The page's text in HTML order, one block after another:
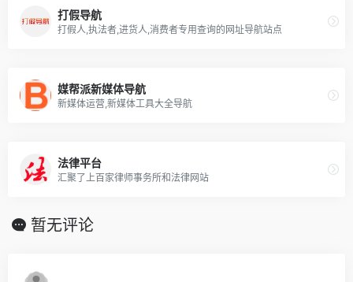
打假导航
打假人,执法者,进货人,消费者专用查询的网址导航站点
媒帮派新媒体导航
新媒体运营,新媒体工具大全导航
法律平台
汇聚了上百家律师事务所和法律网站
暂无评论